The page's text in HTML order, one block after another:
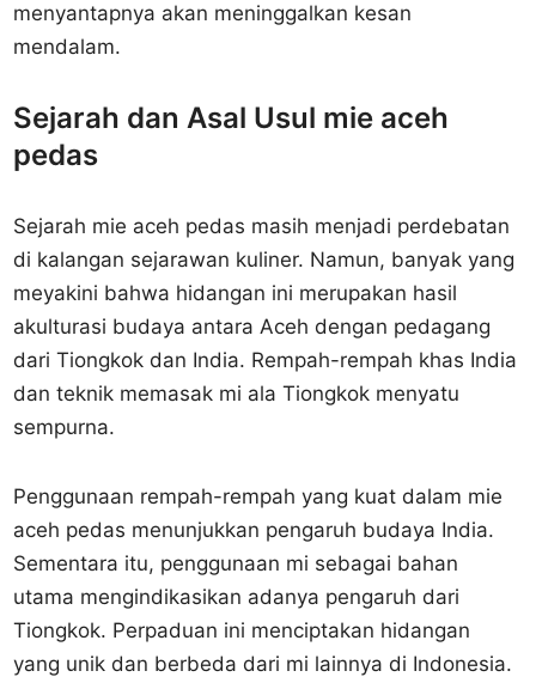
menyantapnya akan meninggalkan kesan
mendalam.
Sejarah dan Asal Usul mie aceh
pedas
Sejarah mie aceh pedas masih menjadi perdebatan
di kalangan sejarawan kuliner. Namun, banyak yang
meyakini bahwa hidangan ini merupakan hasil
akulturasi budaya antara Aceh dengan pedagang
dari Tiongkok dan India. Rempah-rempah khas India
dan teknik memasak mi ala Tiongkok menyatu
sempurna.
Penggunaan rempah-rempah yang kuat dalam mie
aceh pedas menunjukkan pengaruh budaya India.
Sementara itu, penggunaan mi sebagai bahan
utama mengindikasikan adanya pengaruh dari
Tiongkok. Perpaduan ini menciptakan hidangan
yang unik dan berbeda dari mi lainnya di Indonesia.